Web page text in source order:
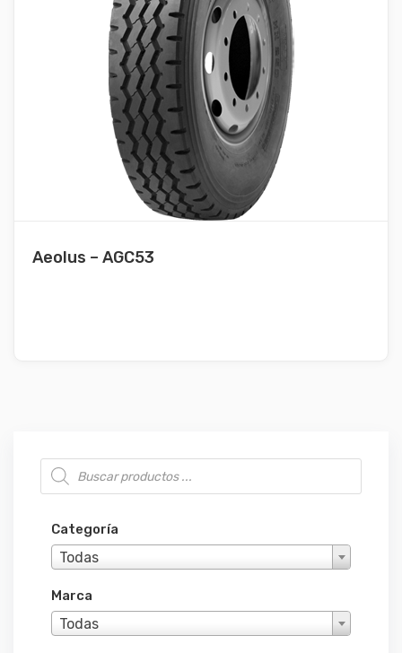
Búsqueda de productos
Categoría
Todas
Marca
Todas
Aeolus – AGC53